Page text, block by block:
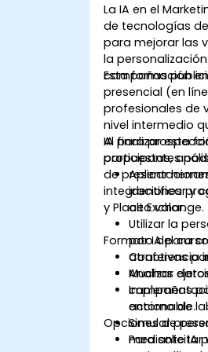
La IA en el
de tecnologías
para mejorar las
la
campañas
Esta formación
presencial (en
profesionales de
nivel intermedio
IA para
propuestas,
de
integraciones
y Place Exchange.
Al finalizar esta
participantes
Aplicar
identificar y
alto valor.
Utilizar la
por IA para
atractivas
Analizar
campañas
accionable.
Simular
mediante IA
Formato del
Conferencia
Muchos
entorno de
Opciones de
Para